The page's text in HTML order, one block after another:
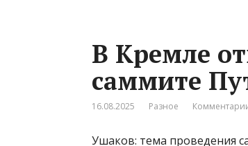
В Кремле
саммите
16.08.2025 Разное
Ушаков: тема проведения